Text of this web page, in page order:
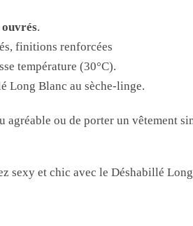
.
finitions renforcées
température (30°C).
Long Blanc au sèche-linge.
agréable ou de porter un vêtement
sexy et chic avec le Déshabillé